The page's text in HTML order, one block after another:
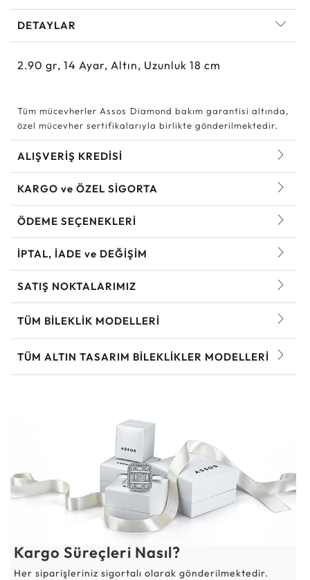
DETAYLAR
2.90 gr, 14 Ayar, Altın, Uzunluk 18 cm
Tüm mücevherler Assos Diamond bakım garantisi altında,
özel mücevher sertifikalarıyla birlikte gönderilmektedir.
ALIŞVERİŞ KREDİSİ
KARGO ve ÖZEL SİGORTA
ÖDEME SEÇENEKLERİ
İPTAL, İADE ve DEĞİŞİM
SATIŞ NOKTALARIMIZ
TÜM BILEKLIK MODELLERI
TÜM ALTIN TASARIM BILEKLIKLER MODELLERI
Kargo Süreçleri Nasıl?
Her siparişleriniz sigortalı olarak gönderilmektedir.